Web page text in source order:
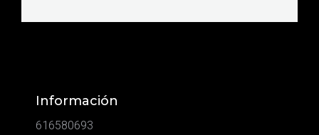
Información
616580693